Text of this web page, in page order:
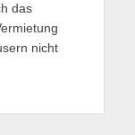
das
nicht